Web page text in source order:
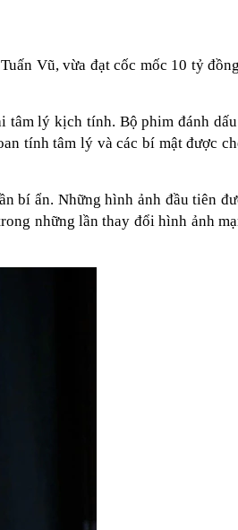
Vũ, vừa đạt cốc mốc 10 tỷ
tâm lý kịch tính. Bộ phim đánh
tính tâm lý và các bí mật được
bí ẩn. Những hình ảnh đầu tiên
những lần thay đổi hình ảnh